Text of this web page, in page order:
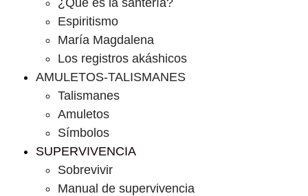
¿Que es la santería?
Espiritismo
María Magdalena
Los registros akáshicos
AMULETOS-TALISMANES
Talismanes
Amuletos
Símbolos
SUPERVIVENCIA
Sobrevivir
Manual de supervivencia